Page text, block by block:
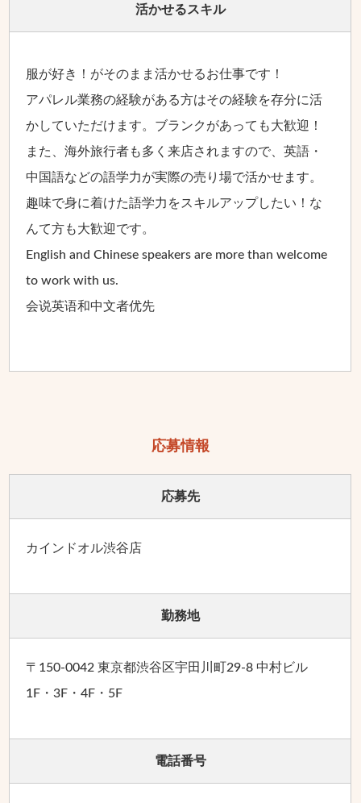
活かせるスキル
服が好き！がそのまま活かせるお仕事です！
アパレル業務の経験がある方はその経験を存分に活
かしていただけます。ブランクがあっても大歓迎！
また、海外旅行者も多く来店されますので、英語・
中国語などの語学力が実際の売り場で活かせます。
趣味で身に着けた語学力をスキルアップしたい！な
んて方も大歓迎です。
English and Chinese speakers are more than welcome
to work with us.
会说英语和中文者优先
応募情報
応募先
カインドオル渋谷店
勤務地
〒150-0042 東京都渋谷区宇田川町29-8 中村ビル
1F・3F・4F・5F
電話番号